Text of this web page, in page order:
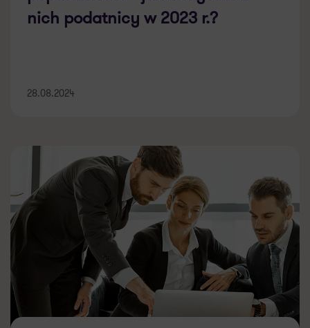
nich podatnicy w 2023 r.?
28.08.2024